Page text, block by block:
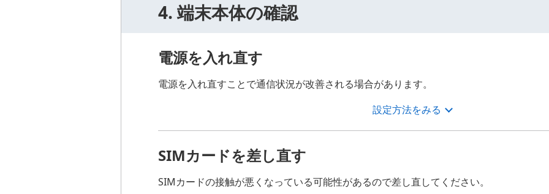
4. 端末本体の確認
電源を入れ直す
電源を入れ直すことで通信状況が改善される場合があります。
設定方法をみる
SIMカードを差し直す
SIMカードの接触が悪くなっている可能性があるので差し直してください。